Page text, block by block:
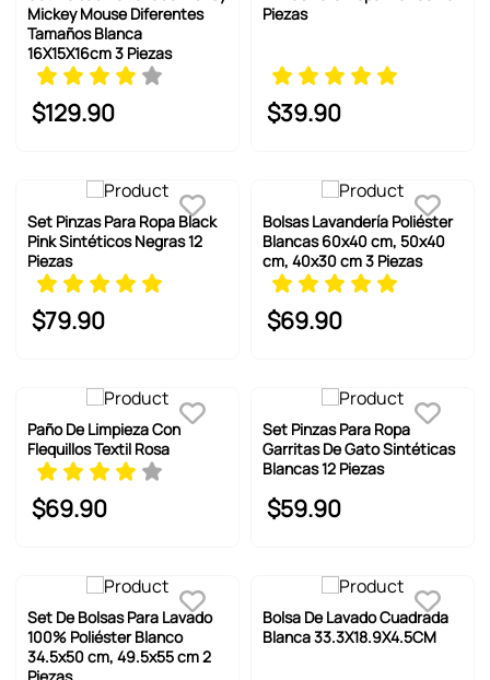
Mickey Mouse Diferentes
Tamaños Blanca
16X15X16cm 3 Piezas
$129.90
Piezas
$39.90
Set Pinzas Para Ropa Black
Pink Sintéticos Negras 12
Piezas
$79.90
Bolsas Lavandería Poliéster
Blancas 60x40 cm, 50x40
cm, 40x30 cm 3 Piezas
$69.90
Paño De Limpieza Con
Flequillos Textil Rosa
$69.90
Set Pinzas Para Ropa
Garritas De Gato Sintéticas
Blancas 12 Piezas
$59.90
Set De Bolsas Para Lavado
100% Poliéster Blanco
34.5x50 cm, 49.5x55 cm 2
Bolsa De Lavado Cuadrada
Blanca 33.3X18.9X4.5CM